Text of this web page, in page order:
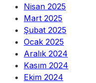
Nisan 2025
Mart 2025
Şubat 2025
Ocak 2025
Aralık 2024
Kasım 2024
Ekim 2024